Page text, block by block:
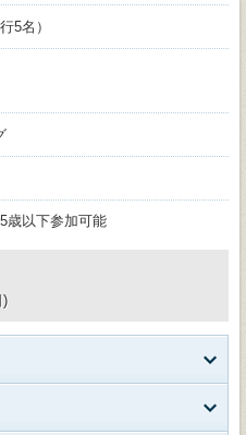
5名）
歳以下参加可能
)